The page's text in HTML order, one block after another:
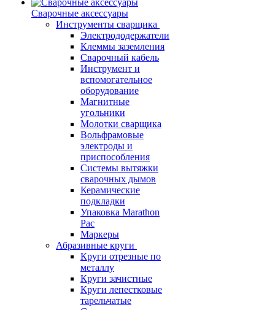
Сварочные аксессуары
Инструменты сварщика
Электрододержатели
Клеммы заземления
Сварочный кабель
Инструмент и
вспомогательное
оборудование
Магнитные
угольники
Молотки сварщика
Вольфрамовые
электроды и
приспособления
Системы вытяжки
сварочных дымов
Керамические
подкладки
Упаковка Marathon
Pac
Маркеры
Абразивные круги
Круги отрезные по
металлу
Круги зачистные
Круги лепестковые
тарельчатые